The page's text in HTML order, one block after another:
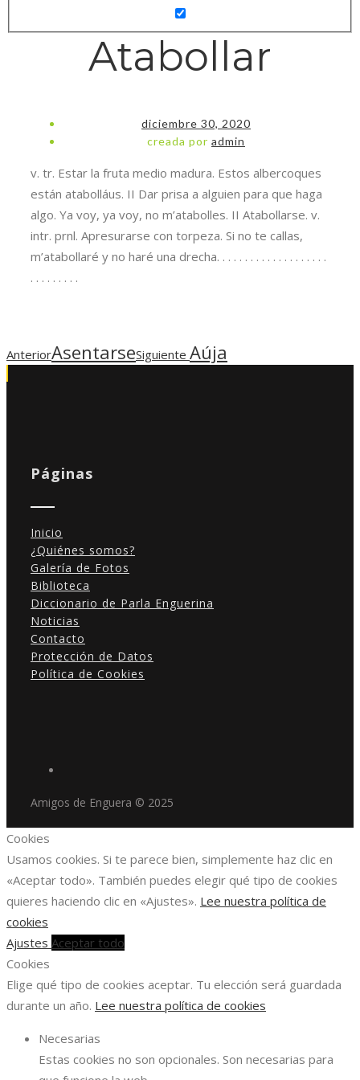
Atabollar
diciembre 30, 2020
creada por admin
v. tr. Estar la fruta medio madura. Estos albercoques
están atabolláus. II Dar prisa a alguien para que haga
algo. Ya voy, ya voy, no m’atabolles. II Atabollarse. v.
intr. prnl. Apresurarse con torpeza. Si no te callas,
m’atabollaré y no haré una drecha. . . . . . . . . . . . . . . . . . . .
. . . . . . . . .
AnteriorAsentarseSiguiente Aúja
Páginas
Inicio
¿Quiénes somos?
Galería de Fotos
Biblioteca
Diccionario de Parla Enguerina
Noticias
Contacto
Protección de Datos
Política de Cookies
Amigos de Enguera © 2025
Cookies
Usamos cookies. Si te parece bien, simplemente haz clic en
«Aceptar todo». También puedes elegir qué tipo de cookies
quieres haciendo clic en «Ajustes». Lee nuestra política de
cookies
Ajustes Aceptar todo
Cookies
Elige qué tipo de cookies aceptar. Tu elección será guardada
durante un año. Lee nuestra política de cookies
Necesarias
Estas cookies no son opcionales. Son necesarias para